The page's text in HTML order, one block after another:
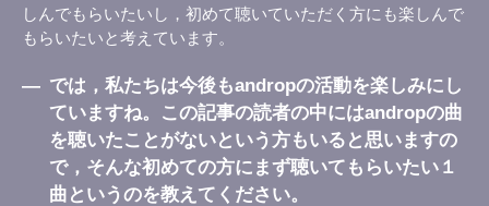
しんでもらいたいし，初めて聴いていただく方にも楽しんで
もらいたいと考えています。
― では，私たちは今後もandropの活動を楽しみにし
ていますね。この記事の読者の中にはandropの曲
を聴いたことがないという方もいると思いますの
で，そんな初めての方にまず聴いてもらいたい１
曲というのを教えてください。